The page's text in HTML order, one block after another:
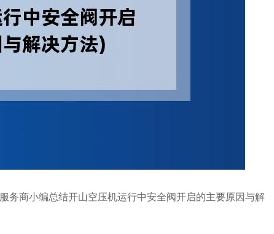
服务商小编总结开山空压机运行中安全阀开启的主要原因与解